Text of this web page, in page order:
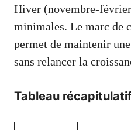
Hiver (novembre-
minimales. Le marc de
permet de maintenir
sans relancer la
Tableau